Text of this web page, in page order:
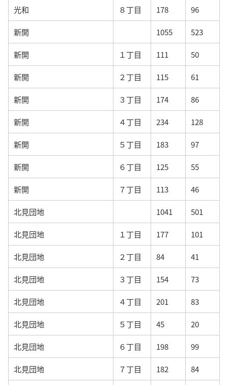
光和 ８丁目 178 96
新開 1055 523
新開 １丁目 111 50
新開 ２丁目 115 61
新開 ３丁目 174 86
新開 ４丁目 234 128
新開 ５丁目 183 97
新開 ６丁目 125 55
新開 ７丁目 113 46
北見団地 1041 501
北見団地 １丁目 177 101
北見団地 ２丁目 84 41
北見団地 ３丁目 154 73
北見団地 ４丁目 201 83
北見団地 ５丁目 45 20
北見団地 ６丁目 198 99
北見団地 ７丁目 182 84